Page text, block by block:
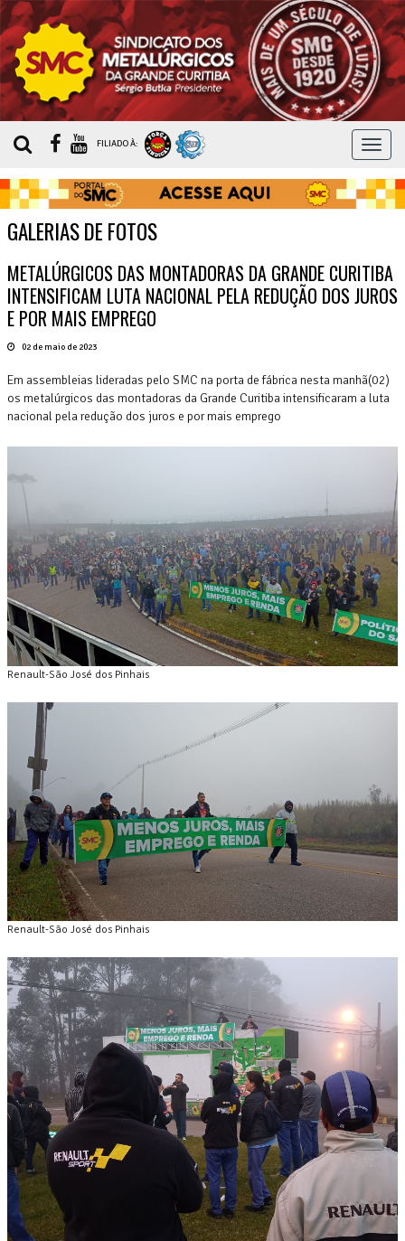
MENU
FILIADO À:
GALERIAS DE FOTOS
METALÚRGICOS DAS MONTADORAS DA GRANDE CURITIBA
INTENSIFICAM LUTA NACIONAL PELA REDUÇÃO DOS JUROS
E POR MAIS EMPREGO
02 de maio de 2023
Em assembleias lideradas pelo SMC na porta de fábrica nesta manhã(02)
os metalúrgicos das montadoras da Grande Curitiba intensificaram a luta
nacional pela redução dos juros e por mais emprego
Renault-São José dos Pinhais
Renault-São José dos Pinhais